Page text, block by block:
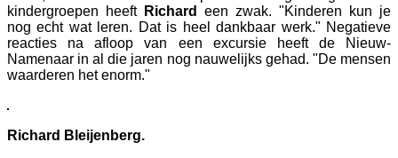
kindergroepen heeft Richard
een zwak. "Kinderen kun je
nog echt wat leren. Dat is heel dankbaar werk." Negatieve
reacties na afloop van een excursie heeft de Nieuw-
Namenaar in al die jaren nog nauwelijks gehad. "De mensen
waarderen het enorm."
Richard Bleijenberg.